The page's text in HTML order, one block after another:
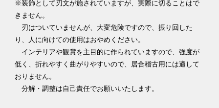
※装飾として刃文が施されていますが、実際に切ることはで
きません。
刃はついていませんが、大変危険ですので、振り回した
り、人に向けての使用はおやめください。
インテリアや観賞を主目的に作られていますので、強度が
低く、折れやすく曲がりやすいので、居合稽古用には適して
おりません。
分解・調整は自己責任でお願いいたします。